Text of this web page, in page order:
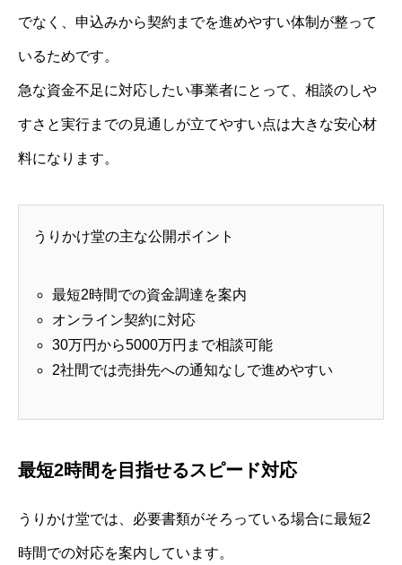
でなく、申込みから契約までを進めやすい体制が整って
いるためです。
急な資金不足に対応したい事業者にとって、相談のしや
すさと実行までの見通しが立てやすい点は大きな安心材
料になります。
うりかけ堂の主な公開ポイント
最短2時間での資金調達を案内
オンライン契約に対応
30万円から5000万円まで相談可能
2社間では売掛先への通知なしで進めやすい
最短2時間を目指せるスピード対応
うりかけ堂では、必要書類がそろっている場合に最短2
時間での対応を案内しています。